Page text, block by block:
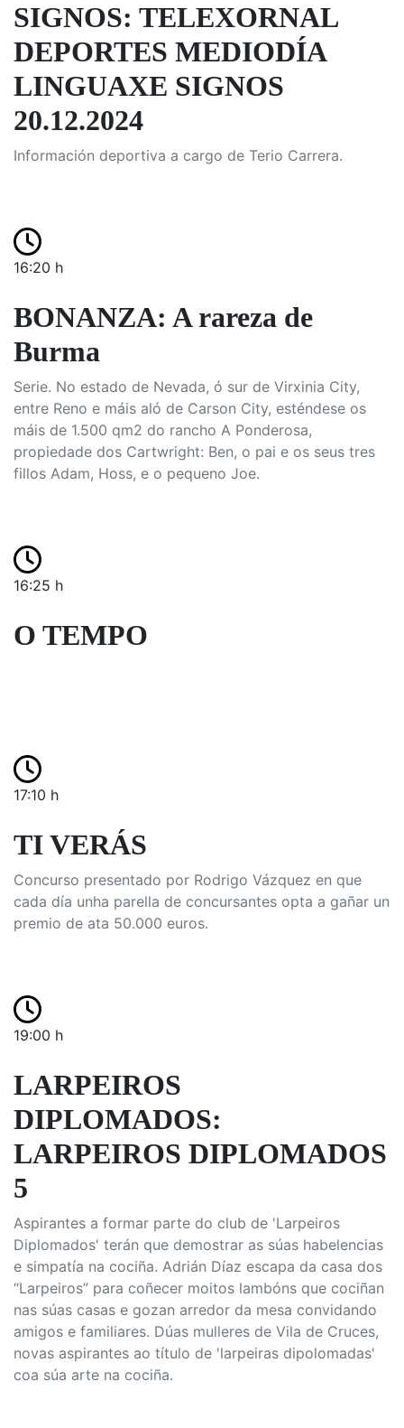
SIGNOS: TELEXORNAL
DEPORTES MEDIODÍA
LINGUAXE SIGNOS
20.12.2024
Información deportiva a cargo de Terio Carrera.
16:20 h
BONANZA: A rareza de
Burma
Serie. No estado de Nevada, ó sur de Virxinia City,
entre Reno e máis aló de Carson City, esténdese os
máis de 1.500 qm2 do rancho A Ponderosa,
propiedade dos Cartwright: Ben, o pai e os seus tres
fillos Adam, Hoss, e o pequeno Joe.
16:25 h
O TEMPO
17:10 h
TI VERÁS
Concurso presentado por Rodrigo Vázquez en que
cada día unha parella de concursantes opta a gañar un
premio de ata 50.000 euros.
19:00 h
LARPEIROS
DIPLOMADOS:
LARPEIROS DIPLOMADOS
5
Aspirantes a formar parte do club de 'Larpeiros
Diplomados' terán que demostrar as súas habelencias
e simpatía na cociña. Adrián Díaz escapa da casa dos
“Larpeiros” para coñecer moitos lambóns que cociñan
nas súas casas e gozan arredor da mesa convidando
amigos e familiares. Dúas mulleres de Vila de Cruces,
novas aspirantes ao título de 'larpeiras dipolomadas'
coa súa arte na cociña.